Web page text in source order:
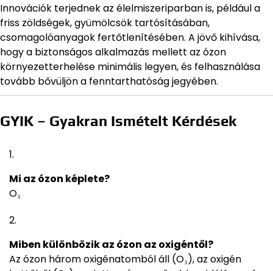
Innovációk terjednek az élelmiszeriparban is, például a
friss zöldségek, gyümölcsök tartósításában,
csomagolóanyagok fertőtlenítésében. A jövő kihívása,
hogy a biztonságos alkalmazás mellett az ózon
környezetterhelése minimális legyen, és felhasználása
tovább bővüljön a fenntarthatóság jegyében.
GYIK – Gyakran Ismételt Kérdések
Mi az ózon képlete?
O₃
Miben különbözik az ózon az oxigéntől?
Az ózon három oxigénatomból áll (O₃), az oxigén